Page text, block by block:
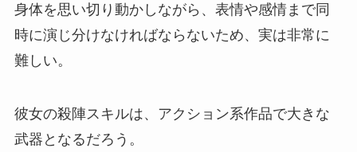
身体を思い切り動かしながら、表情や感情まで同
時に演じ分けなければならないため、実は非常に
難しい。
彼女の殺陣スキルは、アクション系作品で大きな
武器となるだろう。